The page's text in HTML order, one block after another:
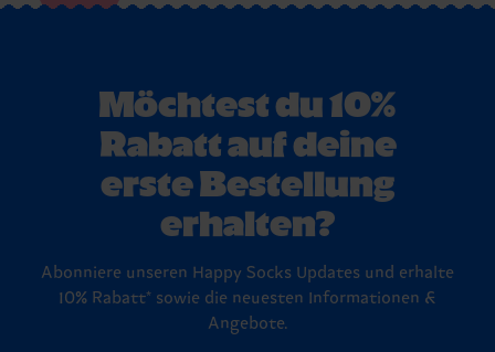
Möchtest du 10%
Rabatt auf deine
erste Bestellung
erhalten?
Abonniere unseren Happy Socks Updates und erhalte
10% Rabatt* sowie die neuesten Informationen &
Angebote.